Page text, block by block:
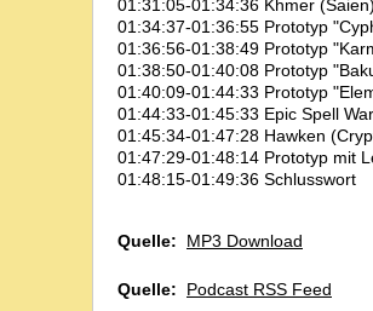
01:31:05-01:34:36 Khmer (Saien)
01:34:37-01:36:55 Prototyp
01:36:56-01:38:49 Prototyp
01:38:50-01:40:08 Prototyp
01:40:09-01:44:33 Prototyp
01:44:33-01:45:33 Epic Spell
01:45:34-01:47:28 Hawken
01:47:29-01:48:14 Prototyp mit
01:48:15-01:49:36 Schlusswort
Quelle: MP3 Download
Quelle: Podcast RSS Feed